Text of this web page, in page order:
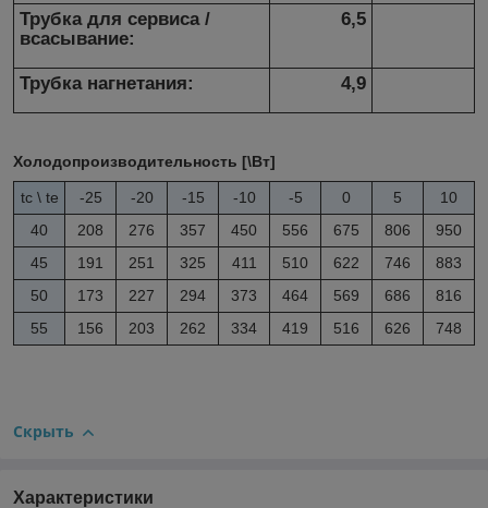
Трубка для сервиса /
всасывание:
6,5
Трубка нагнетания: 4,9
Холодопроизводительность [\Вт]
tc\ te -25 -20 -15 -10 -5 0 5
10
40
208 276 357 450 556 675 806
950
45
191 251 325 411 510 622 746
883
50
173 227 294 373 464 569 686
816
55
156 203 262 334 419 516 626 748
Скрыть
Характеристики